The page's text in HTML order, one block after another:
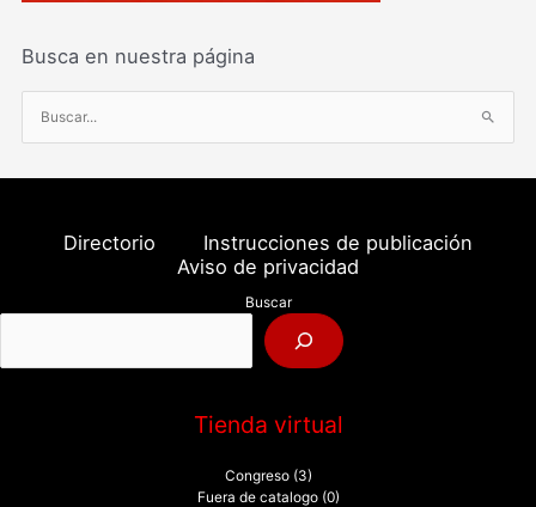
Busca en nuestra página
u
s
o
:
Directorio
Instrucciones de publicación
Aviso de privacidad
Buscar
Tienda virtual
Congreso (3)
Fuera de catalogo (0)